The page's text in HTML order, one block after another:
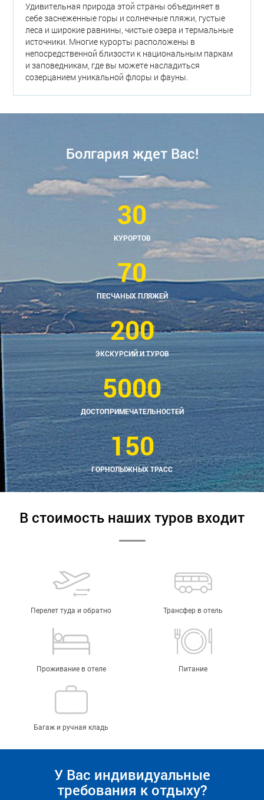
Удивительная природа этой страны объединяет в
себе заснеженные горы и солнечные пляжи, густые
леса и широкие равнины, чистые озера и термальные
источники. Многие курорты расположены в
непосредственной близости к национальным паркам
и заповедникам, где вы можете насладиться
созерцанием уникальной флоры и фауны.
Болгария ждет Вас!
30
КУРОРТОВ
70
ПЕСЧАНЫХ ПЛЯЖЕЙ
200
ЭКСКУРСИЙ И ТУРОВ
5000
ДОСТОПРИМЕЧАТЕЛЬНОСТЕЙ
150
ГОРНОЛЫЖНЫХ ТРАСС
В стоимость наших туров входит
Перелет туда и обратно Трансфер в отель
Проживание в отеле Питание
Багаж и ручная кладь
У Вас индивидуальные
требования к отдыху?